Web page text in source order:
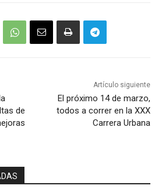
de
Artículo siguiente
El próximo 14 de marzo,
todos a correr en la XXX
Carrera Urbana